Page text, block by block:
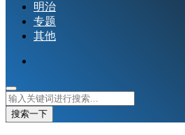
明治
专题
其他
搜索一下